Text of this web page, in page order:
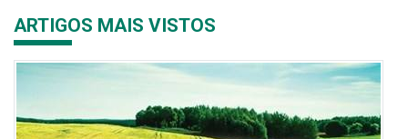
ARTIGOS MAIS VISTOS